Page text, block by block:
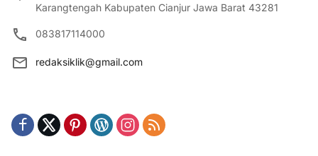
Karangtengah Kabupaten Cianjur Jawa Barat 43281
083817114000
redaksiklik@gmail.com